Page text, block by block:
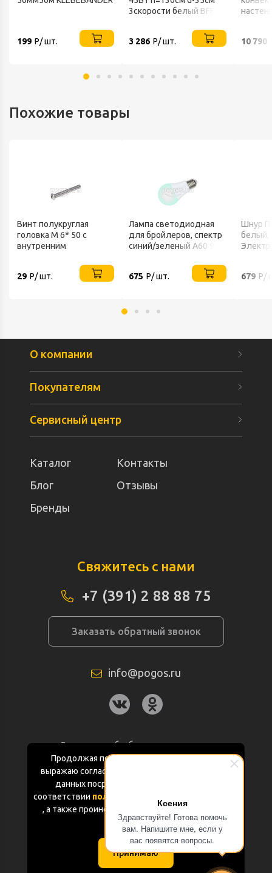
Ксения
Здравствуйте! Готова помочь
вам. Напишите мне, если у
вас появятся вопросы.
199 Р/ шт.
3скорости белый BFF-
3 286 Р/ шт.
10 790
Похожие товары
Винт полукруглая
головка М 6* 50 с
внутренним
29 Р/ шт.
Лампа светодиодная
для бройлеров, спектр
синий/зеленый А60 9W
675 Р/ шт.
Шнур
белый,
679 Р/
Продолжая пользоваться данным сайтом
выражаю согласие на обработку персональных
данных посредством Яндекс.Метрика в
соответствии политикой конфиденциальности
, а также проинформирован об использовании
Cookie-файлов
Принимаю
О компании
Покупателям
Сервисный центр
Каталог
Контакты
Блог
Отзывы
Бренды
Свяжитесь с нами
+7 (391) 2 88 88 75
Заказать обратный звонок
info@pogos.ru
Согласие на обработку персональных
данных
Политика конфиденциальности
Документация
Карта сайта
(с) «POGOS.ru» 2010-2026 (ИП Чивчян М.Р.)